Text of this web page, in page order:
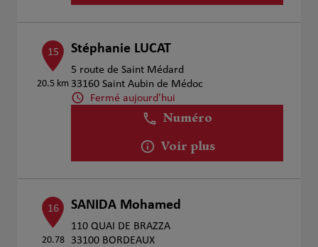
15
20.5 km
Stéphanie LUCAT
5 route de Saint Médard
33160 Saint Aubin de Médoc
Fermé aujourd'hui
Numéro
Voir plus
16
20.78
SANIDA Mohamed
110 QUAI DE BRAZZA
33100 BORDEAUX